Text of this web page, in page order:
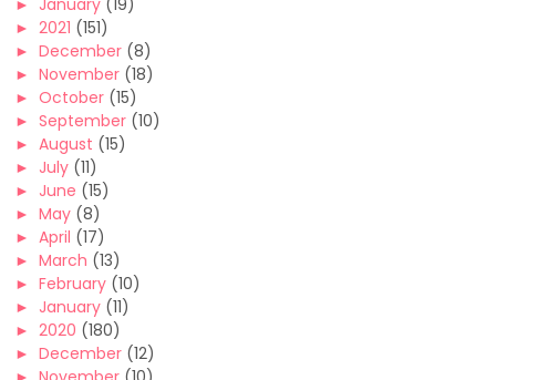
► January (19)
► 2021 (151)
► December (8)
► November (18)
► October (15)
► September (10)
► August (15)
► July (11)
► June (15)
► May (8)
► April (17)
► March (13)
► February (10)
► January (11)
► 2020 (180)
► December (12)